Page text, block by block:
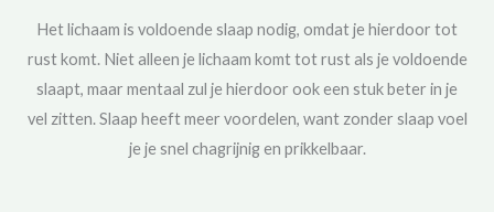
Het lichaam is voldoende slaap nodig, omdat je hierdoor tot
rust komt. Niet alleen je lichaam komt tot rust als je voldoende
slaapt, maar mentaal zul je hierdoor ook een stuk beter in je
vel zitten. Slaap heeft meer voordelen, want zonder slaap voel
je je snel chagrijnig en prikkelbaar.